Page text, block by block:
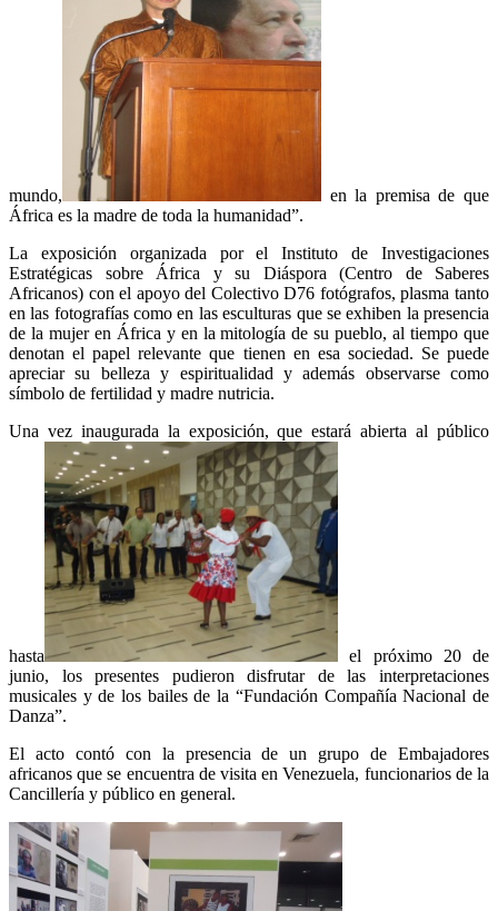
mundo,
en la premisa de que
África es la madre de toda la humanidad”.
La exposición organizada por el Instituto de Investigaciones
Estratégicas sobre África y su Diáspora (Centro de Saberes
Africanos) con el apoyo del Colectivo D76 fotógrafos, plasma tanto
en las fotografías como en las esculturas que se exhiben la presencia
de la mujer en África y en la mitología de su pueblo, al tiempo que
denotan el papel relevante que tienen en esa sociedad. Se puede
apreciar su belleza y espiritualidad y además observarse como
símbolo de fertilidad y madre nutricia.
Una vez inaugurada la exposición, que estará abierta al público
hasta
el próximo 20 de
junio, los presentes pudieron disfrutar de las interpretaciones
musicales y de los bailes de la “Fundación Compañía Nacional de
Danza”.
El acto contó con la presencia de un grupo de Embajadores
africanos que se encuentra de visita en Venezuela, funcionarios de la
Cancillería y público en general.